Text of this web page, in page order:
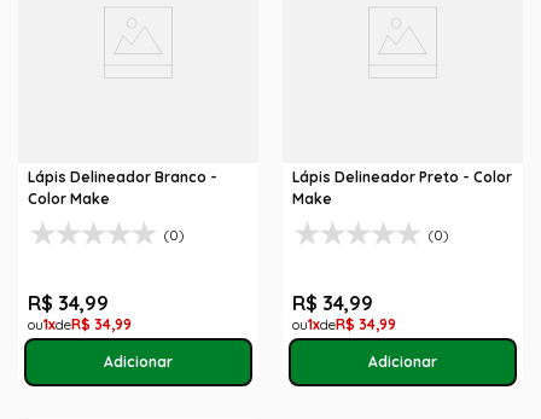
Lápis Delineador Branco -
Color Make
(0)
R$ 34,99
1 R$ 34,99
Lápis Delineador Preto - Color
Make
(0)
R$ 34,99
1 R$ 34,99